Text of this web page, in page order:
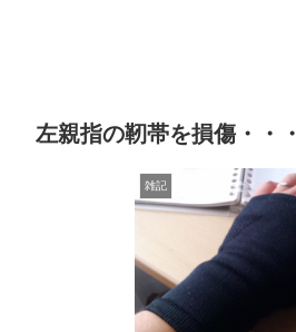
左親指の靭帯を損傷・・・
雑記